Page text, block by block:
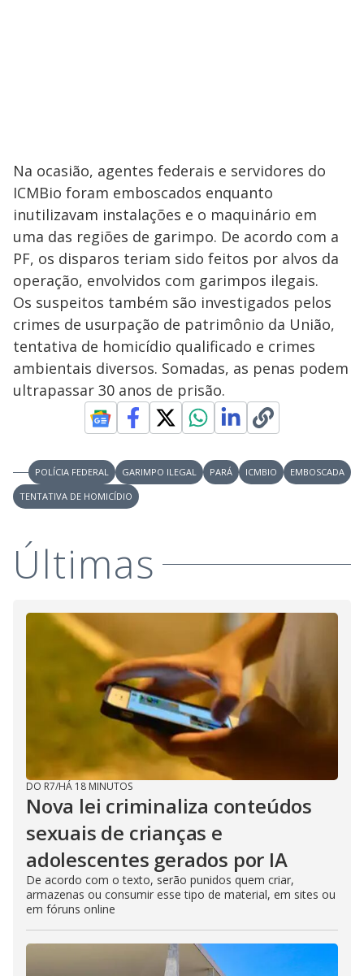
Na ocasião, agentes federais e servidores do
ICMBio foram emboscados enquanto
inutilizavam instalações e o maquinário em
uma das regiões de garimpo. De acordo com a
PF, os disparos teriam sido feitos por alvos da
operação, envolvidos com garimpos ilegais.
Os suspeitos também são investigados pelos
crimes de usurpação de patrimônio da União,
tentativa de homicídio qualificado e crimes
ambientais diversos. Somadas, as penas podem
ultrapassar 30 anos de prisão.
POLÍCIA FEDERAL GARIMPO ILEGAL PARÁ ICMBIO
EMBOSCADA
TENTATIVA DE HOMICÍDIO
Últimas
DO R7/HÁ 18 MINUTOS
Nova lei criminaliza conteúdos
sexuais de crianças e
adolescentes gerados por IA
De acordo com o texto, serão punidos quem criar,
armazenas ou consumir esse tipo de material, em sites ou
em fóruns online